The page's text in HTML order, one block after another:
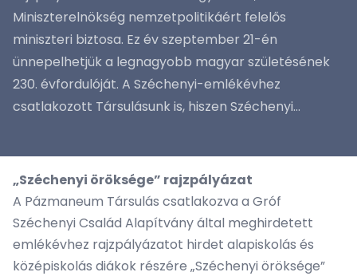
Miniszterelnökség nemzetpolitikáért felelős
miniszteri biztosa. Ez év szeptember 21-én
ünnepelhetjük a legnagyobb magyar születésének
230. évfordulóját. A Széchenyi-emlékévhez
csatlakozott Társulásunk is, hiszen Széchenyi...
„Széchenyi öröksége” rajzpályázat
A Pázmaneum Társulás csatlakozva a Gróf
Széchenyi Család Alapítvány által meghirdetett
emlékévhez rajzpályázatot hirdet alapiskolás és
középiskolás diákok részére „Széchenyi öröksége”